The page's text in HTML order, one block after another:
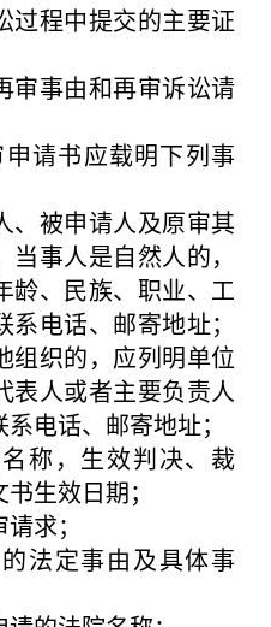
程中提交的主要证
事由和再审诉讼请
请书应载明下列事
被申请人及原审其
事人是自然人的，
龄、民族、职业、工
电话、邮寄地址；
组织的，应列明单位
表人或者主要负责人
电话、邮寄地址；
，生效判决、裁
生效日期；
求；
定事由及具体事